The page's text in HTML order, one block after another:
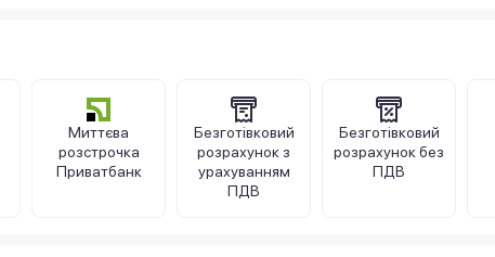
Миттєва
розстрочка
Приватбанк
Безготівковий
розрахунок з
урахуванням
ПДВ
Безготівковий
розрахунок без
ПДВ